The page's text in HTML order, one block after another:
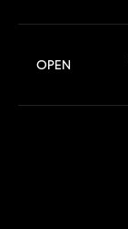
OPEN